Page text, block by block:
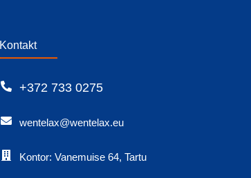
Kontakt
+372 733 0275
wentelax@wentelax.eu
Kontor: Vanemuise 64, Tartu